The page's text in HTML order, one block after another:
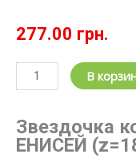
277.00 грн.
Количество
товара
вала
контрпривода
В
Звездочка
ЕНИСЕЙ